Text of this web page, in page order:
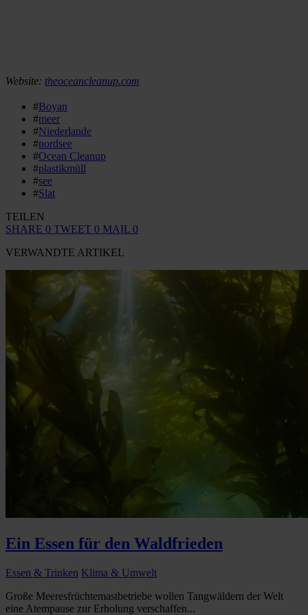
Website: theoceancleanup.com
#Boyan
#meer
#Niederlande
#nordsee
#Ocean Cleanup
#plastikmüll
#see
#Slat
TEILEN
SHARE 0 TWEET 0 MAIL 0
VERWANDTE ARTIKEL
Ein Essen für den Waldfrieden
Essen & Trinken Klima & Umwelt
Große Meeresfrüchtemastbetriebe wollen Tangwäldern der Welt
eine Atempause zur Erholung verschaffen...